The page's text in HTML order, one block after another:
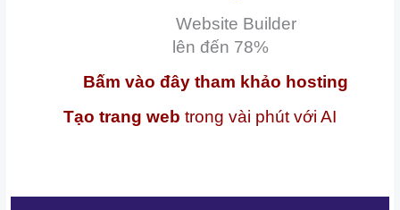
Website Builder
lên đến 78%
Bấm vào đây tham khảo hosting
Tạo trang web trong vài phút với AI